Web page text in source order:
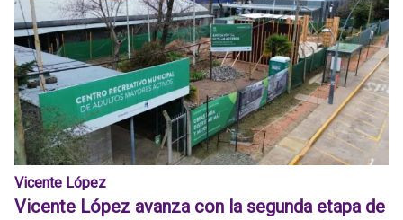
Vicente López
Vicente López avanza con la segunda etapa de